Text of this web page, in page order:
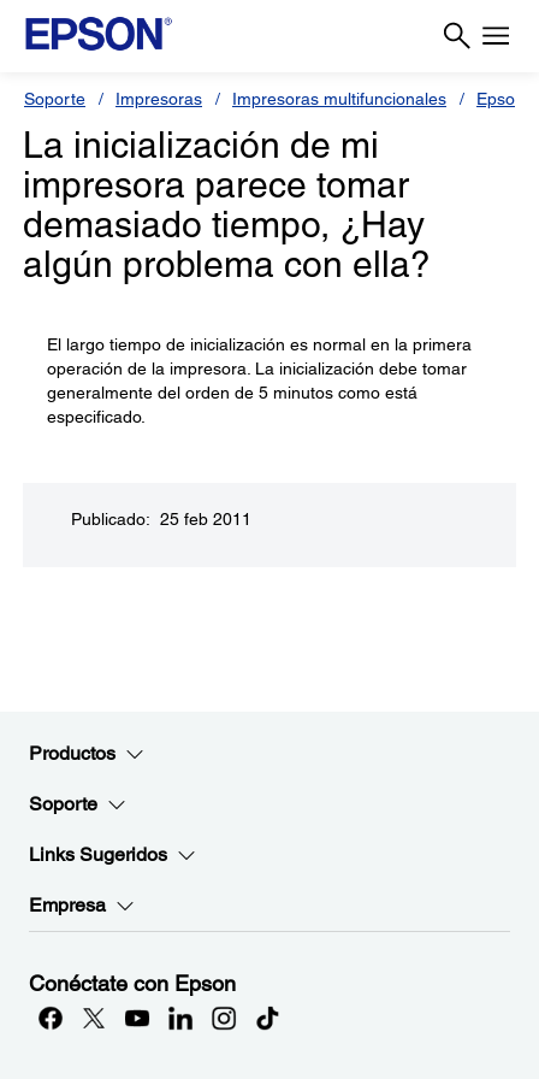
Soporte Impresoras Impresoras multifuncionales Epson
La inicialización de mi
impresora parece tomar
demasiado tiempo, ¿Hay
algún problema con ella?
El largo tiempo de inicialización es normal en la primera
operación de la impresora. La inicialización debe tomar
generalmente del orden de 5 minutos como está
especificado.
Publicado: 25 feb 2011
Productos
Soporte
Links Sugeridos
Empresa
Conéctate con Epson